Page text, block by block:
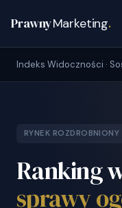
PrawnyMarketing.
Indeks Widoczności ·
RYNEK ROZDROBNIONY
Ranking
sprawy